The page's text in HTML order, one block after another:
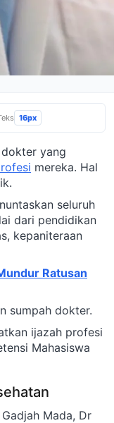
16px
yang
mereka. Hal
seluruh
dari pendidikan
kepaniteraan
Ratusan
sumpah dokter.
ijazah profesi
Mahasiswa
Mada, Dr